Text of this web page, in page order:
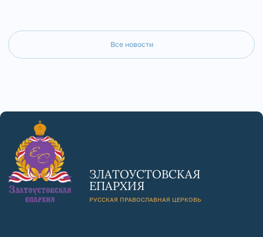
Все новости
ЗЛАТОУСТОВСКАЯ
ЕПАРХИЯ
РУССКАЯ ПРАВОСЛАВНАЯ ЦЕРКОВЬ